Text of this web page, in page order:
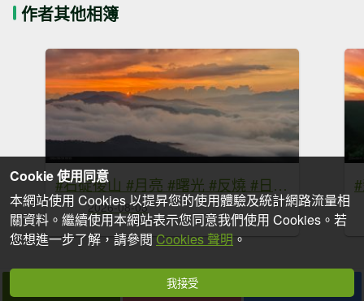
作者其他相簿
#石碇後山 #月亮 #曙光 #反燒 #日出 #雲海 8/3
2026-08-03
收藏
Cookie 使用同意
本網站使用 Cookies 以提昇您的使用體驗及統計網路流量相
關資料。繼續使用本網站表示您同意我們使用 Cookies。若
您想進一步了解，請參閱 Cookies 聲明 。
我接受